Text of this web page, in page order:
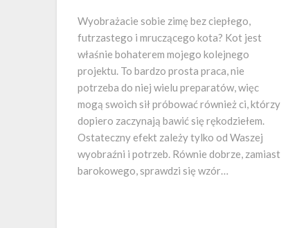
Wyobrażacie sobie zimę bez ciepłego,
futrzastego i mruczącego kota? Kot jest
właśnie bohaterem mojego kolejnego
projektu. To bardzo prosta praca, nie
potrzeba do niej wielu preparatów, więc
mogą swoich sił próbować również ci, którzy
dopiero zaczynają bawić się rękodziełem.
Ostateczny efekt zależy tylko od Waszej
wyobraźni i potrzeb. Równie dobrze, zamiast
barokowego, sprawdzi się wzór…